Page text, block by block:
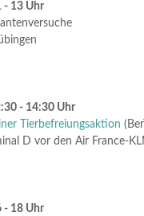
- 13 Uhr
- 14:30 Uhr
Tierbefreiungsaktion
D vor den Air France-
- 18 Uhr